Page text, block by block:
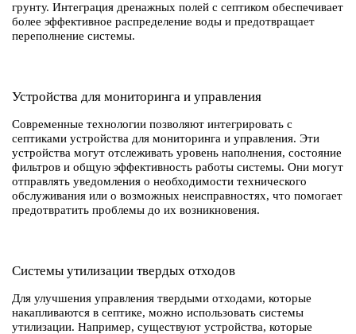
грунту. Интеграция дренажных полей с септиком обеспечивает
более эффективное распределение воды и предотвращает
переполнение системы.
Устройства для мониторинга и управления
Современные технологии позволяют интегрировать с
септиками устройства для мониторинга и управления. Эти
устройства могут отслеживать уровень наполнения, состояние
фильтров и общую эффективность работы системы. Они могут
отправлять уведомления о необходимости технического
обслуживания или о возможных неисправностях, что помогает
предотвратить проблемы до их возникновения.
Системы утилизации твердых отходов
Для улучшения управления твердыми отходами, которые
накапливаются в септике, можно использовать системы
утилизации. Например, существуют устройства, которые